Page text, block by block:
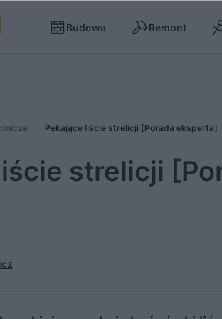
Budowa Remont
Pekające liście strelicji [Porada eksperta]
strelicji